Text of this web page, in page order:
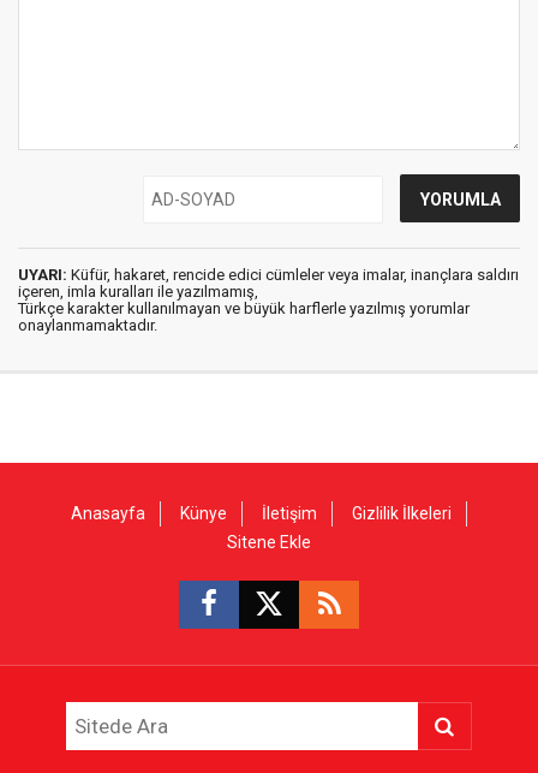
UYARI: Küfür, hakaret, rencide edici cümleler veya imalar, inançlara saldırı
içeren, imla kuralları ile yazılmamış,
Türkçe karakter kullanılmayan ve büyük harflerle yazılmış yorumlar
onaylanmamaktadır.
Anasayfa Künye İletişim
Gizlilik İlkeleri
Sitene Ekle